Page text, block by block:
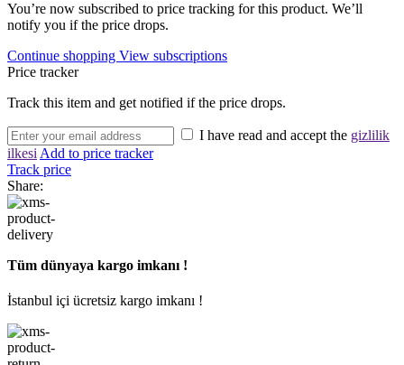
You’re now subscribed to price tracking for this product. We’ll
notify you if the price drops.
Continue shopping View subscriptions
Price tracker
Track this item and get notified if the price drops.
I have read and accept the gizlilik
ilkesiAdd to price tracker
Track price
Share:
Tüm dünyaya kargo imkanı !
İstanbul içi ücretsiz kargo imkanı !